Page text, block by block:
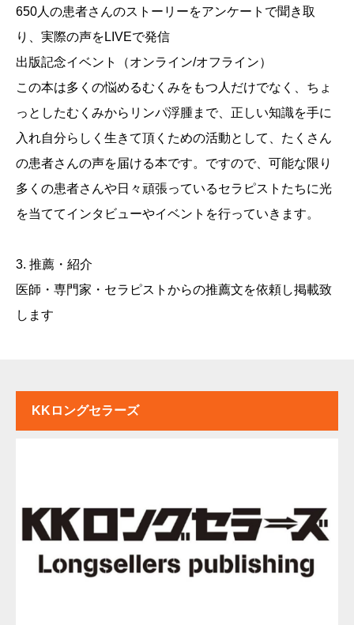
650人の患者さんのストーリーをアンケートで聞き取
り、実際の声をLIVEで発信
出版記念イベント（オンライン/オフライン）
この本は多くの悩めるむくみをもつ人だけでなく、ちょ
っとしたむくみからリンパ浮腫まで、正しい知識を手に
入れ自分らしく生きて頂くための活動として、たくさん
の患者さんの声を届ける本です。ですので、可能な限り
多くの患者さんや日々頑張っているセラピストたちに光
を当ててインタビューやイベントを行っていきます。
3. 推薦・紹介
医師・専門家・セラピストからの推薦文を依頼し掲載致
します
KKロングセラーズ